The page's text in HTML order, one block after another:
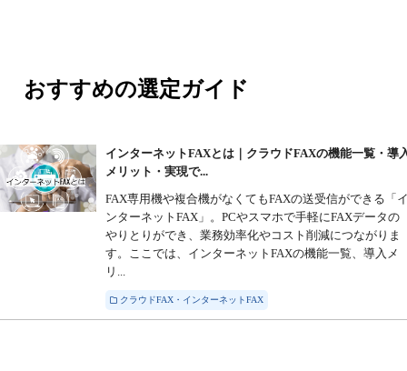
おすすめの選定ガイド
インターネットFAXとは｜クラウドFAXの機能一覧・導
メリット・実現で...
FAX専用機や複合機がなくてもFAXの送受信ができる「
ンターネットFAX」。PCやスマホで手軽にFAXデータの
やりとりができ、業務効率化やコスト削減につながりま
す。ここでは、インターネットFAXの機能一覧、導入メ
リ...
クラウドFAX・インターネットFAX